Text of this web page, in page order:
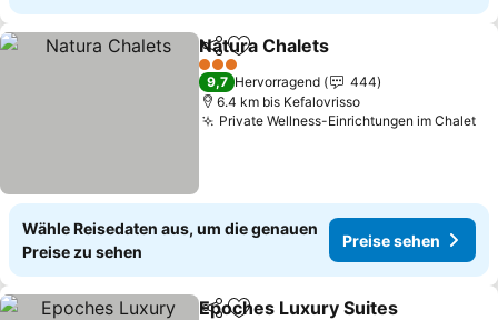
TeilenZu Favoriten hinzufügen
Natura Chalets
3 Sterne
9,7 Hervorragend
444
6.4 km bis Kefalovrisso
Private Wellness-Einrichtungen im Chalet
Wähle Reisedaten aus, um die genauen
Preise zu sehen
Preise sehen
Epoches Luxury Suites